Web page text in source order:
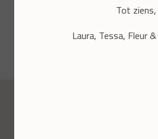
Tot ziens,
Laura, Tessa, Fleur